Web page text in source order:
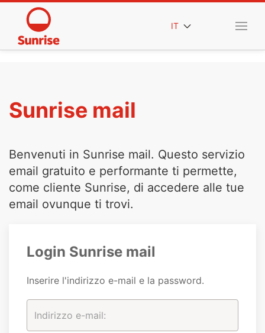
IT
Sunrise mail
Benvenuti in Sunrise mail. Questo servizio
email gratuito e performante ti permette,
come cliente Sunrise, di accedere alle tue
email ovunque ti trovi.
Login Sunrise mail
Inserire l'indirizzo e-mail e la password.